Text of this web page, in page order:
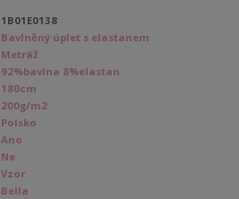
1B01E0138
Bavlněný úplet s elastanem
Metráž
92%bavlna 8%elastan
180cm
200g/m2
Polsko
Ano
Ne
Vzor
Bella